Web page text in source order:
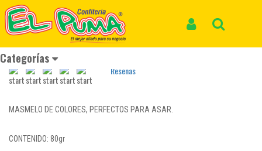
Categorías
Inicio Productos MASMELO ITALO *80gr
MASMELO ITALO *80gr
REF: MASMELO 029
Reseñas
MASMELO DE COLORES, PERFECTOS PARA ASAR.
CONTENIDO: 80gr